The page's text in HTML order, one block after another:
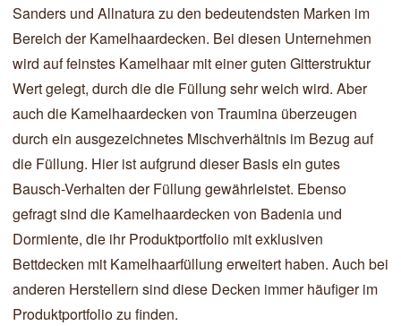
Sanders und Allnatura zu den bedeutendsten Marken im
Bereich der Kamelhaardecken. Bei diesen Unternehmen
wird auf feinstes Kamelhaar mit einer guten Gitterstruktur
Wert gelegt, durch die die Füllung sehr weich wird. Aber
auch die Kamelhaardecken von Traumina überzeugen
durch ein ausgezeichnetes Mischverhältnis im Bezug auf
die Füllung. Hier ist aufgrund dieser Basis ein gutes
Bausch-Verhalten der Füllung gewährleistet. Ebenso
gefragt sind die Kamelhaardecken von Badenia und
Dormiente, die ihr Produktportfolio mit exklusiven
Bettdecken mit Kamelhaarfüllung erweitert haben. Auch bei
anderen Herstellern sind diese Decken immer häufiger im
Produktportfolio zu finden.